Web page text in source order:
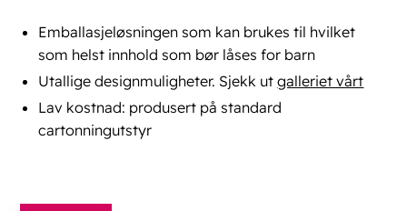
Emballasjeløsningen som kan brukes til hvilket
som helst innhold som bør låses for barn
Utallige designmuligheter. Sjekk utgalleriet vårt
Lav kostnad: produsert på standard
cartonningutstyr